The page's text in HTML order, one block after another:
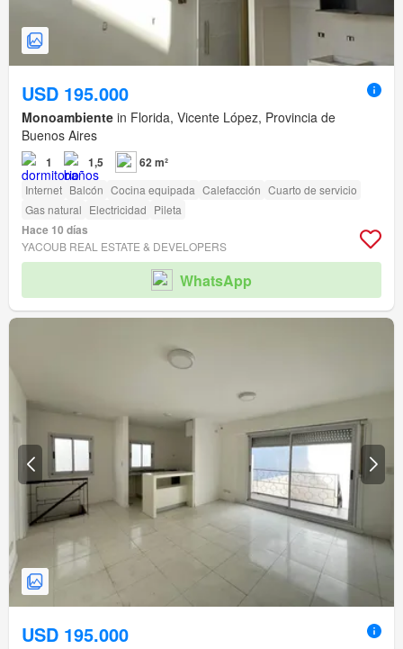
USD 195.000
Monoambiente in Florida, Vicente López, Provincia de
Buenos Aires
1 1,5 62 m²
Internet Balcón Cocina equipada Calefacción Cuarto de servicio
Gas natural Electricidad Pileta
Hace 10 días
YACOUB REAL ESTATE & DEVELOPERS
WhatsApp
USD 195.000